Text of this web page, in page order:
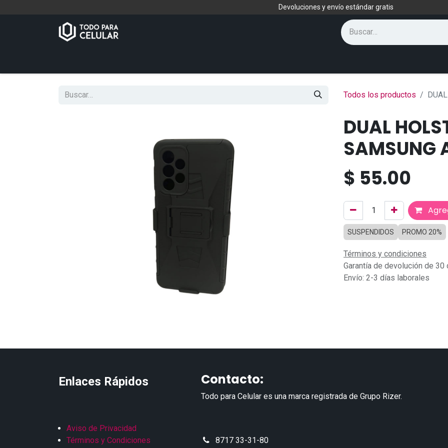
Devoluciones y envío estándar gratis
Todos los productos
DUAL
SAMSUNG
$ 55.00
SUSPENDIDOS PROMO 20%
Términos y condiciones
Garantía de devolución de 30
Envío: 2-3 días laborales
Enlaces Rápidos Contacto:
Todo para Celular es una marca registrada de Grupo Rizer.
Aviso de Privacidad
Términos y Condiciones
8717 33-31-80